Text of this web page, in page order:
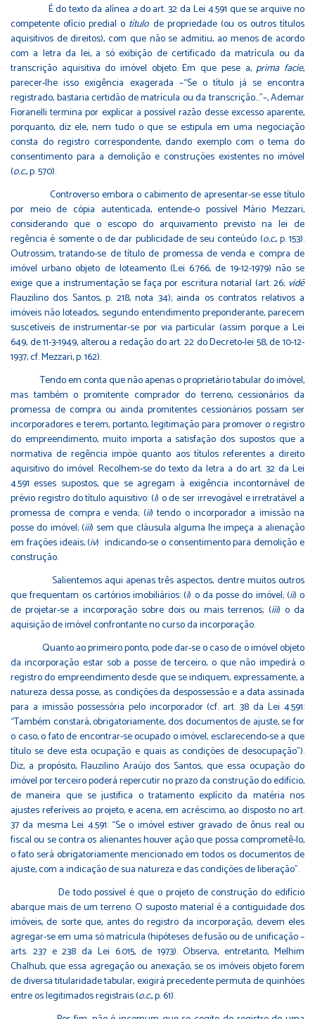
É do texto da alínea ado art. 32 da Lei 4.591 que se arquive no
competente ofício predial o título de propriedade (ou os outros títulos
aquisitivos de direitos), com que não se admitiu, ao menos de acordo
com a letra da lei, a só exibição de certificado da matrícula ou da
transcrição aquisitiva do imóvel objeto. Em que pese a,prima facie,
parecer-lhe isso exigência exagerada –“Se o título já se encontra
registrado, bastaria certidão de matrícula ou da transcrição…”–, Ademar
Fioranelli termina por explicar a possível razão desse excesso aparente,
porquanto, diz ele, nem tudo o que se estipula em uma negociação
consta do registro correspondente, dando exemplo com o tema do
consentimento para a demolição e construções existentes no imóvel
(o.c., p. 570).
Controverso embora o cabimento de apresentar-se esse título
por meio de cópia autenticada, entende-o possível Mário Mezzari,
considerando que o escopo do arquivamento previsto na lei de
regência é somente o de dar publicidade de seu conteúdo (o.c., p. 153).
Outrossim, tratando-se de título de promessa de venda e compra de
imóvel urbano objeto de loteamento (Lei 6.766, de 19-12-1979) não se
exige que a instrumentação se faça por escritura notarial (art. 26; vidē
Flauzilino dos Santos, p. 218, nota 34); ainda os contratos relativos a
imóveis não loteados, segundo entendimento preponderante, parecem
suscetíveis de instrumentar-se por via particular (assim porque a Lei
649, de 11-3-1949, alterou a redação do art. 22 do Decreto-lei 58, de 10-12-
1937; cf. Mezzari, p. 162).
Tendo em conta que não apenas o proprietário tabular do imóvel,
mas também o promitente comprador do terreno, cessionários da
promessa de compra ou ainda promitentes cessionários possam ser
incorporadores e terem, portanto, legitimação para promover o registro
do empreendimento, muito importa a satisfação dos supostos que a
normativa de regência impõe quanto aos títulos referentes a direito
aquisitivo do imóvel. Recolhem-se do texto da letra a do art. 32 da Lei
4.591 esses supostos, que se agregam à exigência incontornável de
prévio registro do título aquisitivo: (i) o de ser irrevogável e irretratável a
promessa de compra e venda; (ii) tendo o incorporador a imissão na
posse do imóvel; (iii) sem que cláusula alguma lhe impeça a alienação
em frações ideais; (iv) indicando-se o consentimento para demolição e
construção.
Salientemos aqui apenas três aspectos, dentre muitos outros
que frequentam os cartórios imobiliários: (i) o da posse do imóvel; (ii) o
de projetar-se a incorporação sobre dois ou mais terrenos; (iii) o da
aquisição de imóvel confrontante no curso da incorporação.
Quanto ao primeiro ponto, pode dar-se o caso de o imóvel objeto
da incorporação estar sob a posse de terceiro, o que não impedirá o
registro do empreendimento desde que se indiquem, expressamente, a
natureza dessa posse, as condições da despossessão e a data assinada
para a imissão possessória pelo incorporador (cf. art. 38 da Lei 4.591:
“Também constará, obrigatoriamente, dos documentos de ajuste, se for
o caso, o fato de encontrar-se ocupado o imóvel, esclarecendo-se a que
título se deve esta ocupação e quais as condições de desocupação”).
Diz, a propósito, Flauzilino Araújo dos Santos, que essa ocupação do
imóvel por terceiro poderá repercutir no prazo da construção do edifício,
de maneira que se justifica o tratamento explícito da matéria nos
ajustes referíveis ao projeto, e acena, em acréscimo, ao disposto no art.
37 da mesma Lei 4.591: “Se o imóvel estiver gravado de ônus real ou
fiscal ou se contra os alienantes houver ação que possa comprometê-lo,
o fato será obrigatoriamente mencionado em todos os documentos de
ajuste, com a indicação de sua natureza e das condições de liberação”.
De todo possível é que o projeto de construção do edifício
abarque mais de um terreno. O suposto material é a contiguidade dos
imóveis, de sorte que, antes do registro da incorporação, devem eles
agregar-se em uma só matrícula (hipóteses de fusão ou de unificação –
arts. 237 e 238 da Lei 6.015, de 1973). Observa, entretanto, Melhim
Chalhub, que essa agregação ou anexação, se os imóveis objeto forem
de diversa titularidade tabular, exigirá precedente permuta de quinhões
entre os legitimados registrais (o.c., p. 61).